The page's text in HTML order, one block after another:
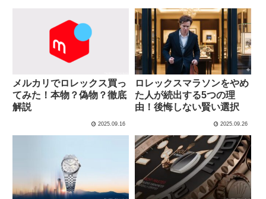
メルカリでロレックス買っ
てみた！本物？偽物？徹底
解説
2025.09.16
ロレックスマラソンをやめ
た人が続出する5つの理
由！後悔しない賢い選択
2025.09.26